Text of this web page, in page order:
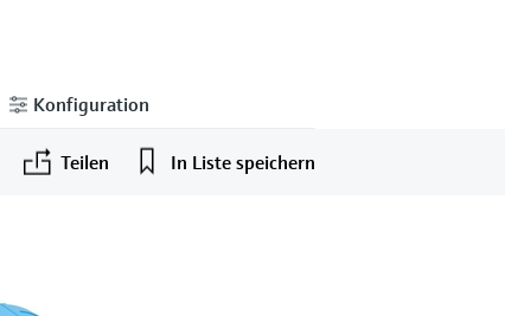
Konfiguration
Teilen In Liste speichern